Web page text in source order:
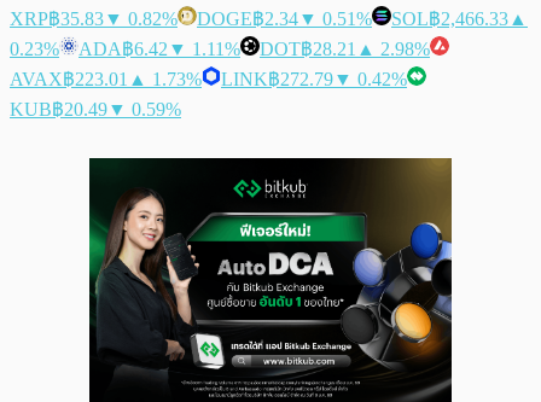
XRP฿35.83▼ 0.82% DOGE฿2.34▼ 0.51% SOL฿2,466.33 ▲
0.23%
ADA฿6.42 ▼ 1.11% DOT฿28.21 ▲ 2.98%
AVAX฿223.01 ▲ 1.73% LINK฿272.79▼ 0.42%
KUB฿20.49▼ 0.59%